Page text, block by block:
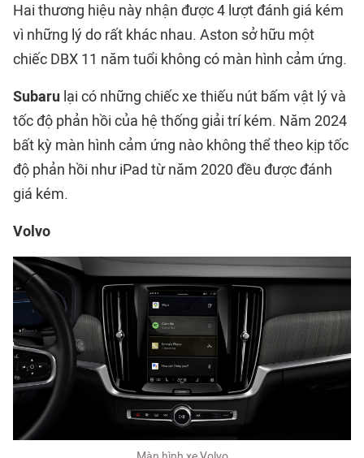
Hai thương hiệu này nhận được 4 lượt đánh giá kém
vì những lý do rất khác nhau. Aston sở hữu một
chiếc DBX 11 năm tuổi không có màn hình cảm ứng.
Subaru lại có những chiếc xe thiếu nút bấm vật lý và
tốc độ phản hồi của hệ thống giải trí kém. Năm 2024
bất kỳ màn hình cảm ứng nào không thể theo kịp tốc
độ phản hồi như iPad từ năm 2020 đều được đánh
giá kém.
Volvo